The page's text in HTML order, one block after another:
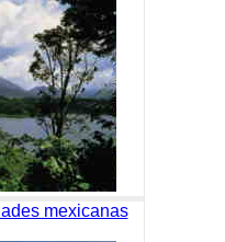
mexicanas